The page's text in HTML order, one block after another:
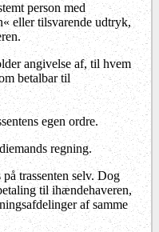
person med
eller tilsvarende udtryk,
angivelse af, til hvem
betalbar til
egen ordre.
regning.
trassenten selv. Dog
til ihændehaveren,
af samme